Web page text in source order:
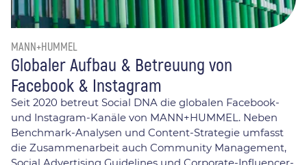
MANN+HUMMEL
Globaler Aufbau & Betreuung von
Facebook & Instagram
Seit 2020 betreut Social DNA die globalen Facebook-
und Instagram-Kanäle von MANN+HUMMEL. Neben
Benchmark-Analysen und Content-Strategie umfasst
die Zusammenarbeit auch Community Management,